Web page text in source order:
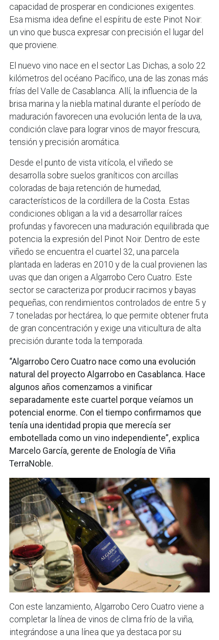
capacidad de prosperar en condiciones exigentes.
Esa misma idea define el espíritu de este Pinot Noir:
un vino que busca expresar con precisión el lugar del
que proviene.
El nuevo vino nace en el sector Las Dichas, a solo 22
kilómetros del océano Pacífico, una de las zonas más
frías del Valle de Casablanca. Allí, la influencia de la
brisa marina y la niebla matinal durante el período de
maduración favorecen una evolución lenta de la uva,
condición clave para lograr vinos de mayor frescura,
tensión y precisión aromática.
Desde el punto de vista vitícola, el viñedo se
desarrolla sobre suelos graníticos con arcillas
coloradas de baja retención de humedad,
característicos de la cordillera de la Costa. Estas
condiciones obligan a la vid a desarrollar raíces
profundas y favorecen una maduración equilibrada que
potencia la expresión del Pinot Noir. Dentro de este
viñedo se encuentra el cuartel 32, una parcela
plantada en laderas en 2010 y de la cual provienen las
uvas que dan origen a Algarrobo Cero Cuatro. Este
sector se caracteriza por producir racimos y bayas
pequeñas, con rendimientos controlados de entre 5 y
7 toneladas por hectárea, lo que permite obtener fruta
de gran concentración y exige una viticultura de alta
precisión durante toda la temporada.
“Algarrobo Cero Cuatro nace como una evolución
natural del proyecto Algarrobo en Casablanca. Hace
algunos años comenzamos a vinificar
separadamente este cuartel porque veíamos un
potencial enorme. Con el tiempo confirmamos que
tenía una identidad propia que merecía ser
embotellada como un vino independiente”, explica
Marcelo García, gerente de Enología de Viña
TerraNoble.
Con este lanzamiento, Algarrobo Cero Cuatro viene a
completar la línea de vinos de clima frío de la viña,
integrándose a una línea que ya destaca por su